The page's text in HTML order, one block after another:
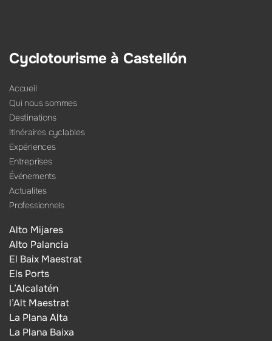
Cyclotourisme à Castellón
Accueil
Qui nous sommes
Destinations
Itinéraires cyclables
Expériences
Entreprises
Événements
Actualites
Professionnels
Alto Mijares
Alto Palancia
El Baix Maestrat
Els Ports
L’Alcalatén
l’Alt Maestrat
La Plana Alta
La Plana Baixa